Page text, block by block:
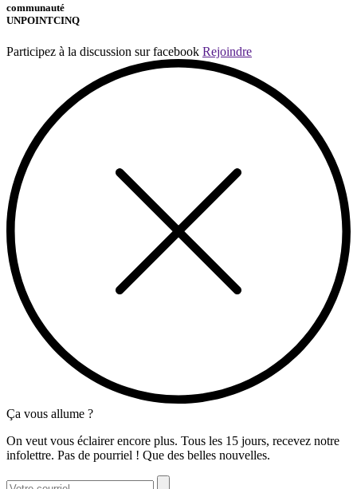
communauté
UNPOINTCINQ
Participez à la discussion sur facebook Rejoindre
Ça vous allume ?
On veut vous éclairer encore plus. Tous les 15 jours, recevez notre
infolettre. Pas de pourriel ! Que des belles nouvelles.